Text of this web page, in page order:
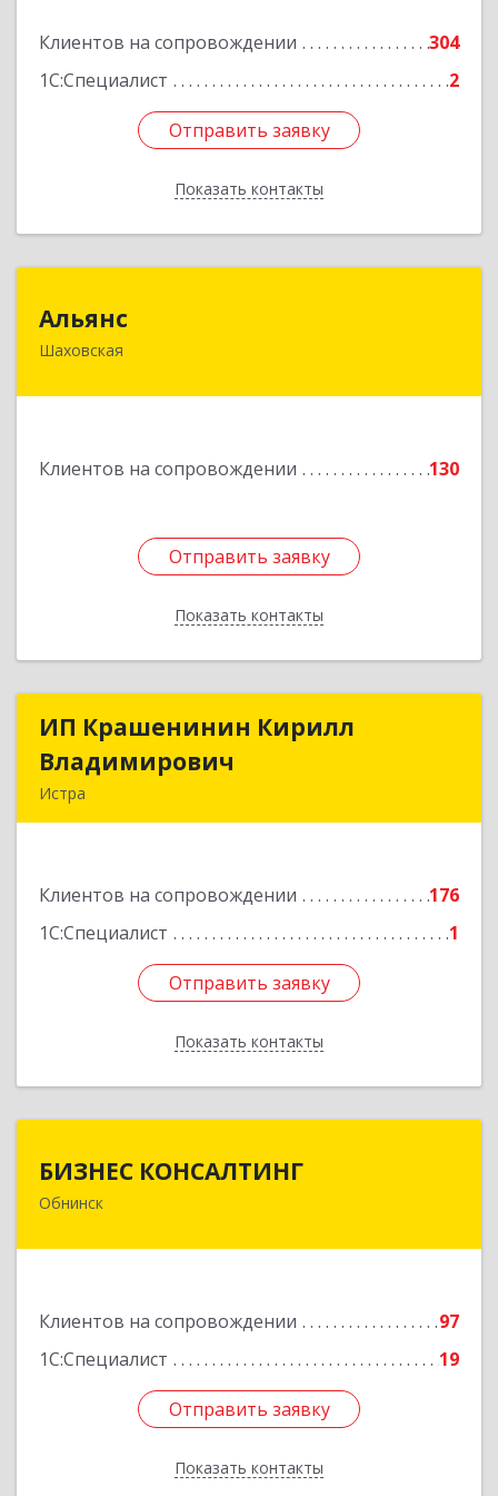
Клиентов на сопровождении
304
1С:Специалист
2
Отправить заявку
Показать контакты
Подробнее
Отправить заявку
Назад
Альянс
Шаховская
Клиентов на сопровождении 130
Отправить заявку
Показать контакты
143700, Московская обл, Шаховской р-н,
Отправить заявку
Назад
ИП Крашенинин Кирилл
Владимирович
Истра
Клиентов на сопровождении
176
1С:Специалист
1
Отправить заявку
Показать контакты
ИП Крашенинин Кирилл
Подробнее
Отправить заявку
Назад
БИЗНЕС КОНСАЛТИНГ
Обнинск
Клиентов на сопровождении
97
1С:Специалист
19
Отправить заявку
Показать контакты
249032, Калужская обл, Обнинск г, Курчатова ул,
Отправить заявку
Назад